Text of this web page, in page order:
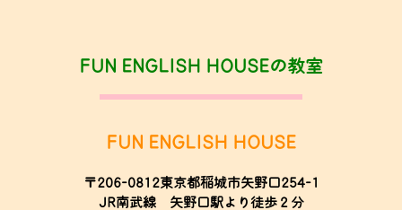
FUN ENGLISH HOUSEの教室
FUN ENGLISH HOUSE
〒206-0812東京都稲城市矢野口254-1
JR南武線 矢野口駅より徒歩２分